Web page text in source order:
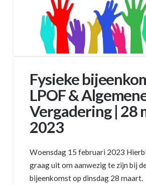
Fysieke
LPOF &
Vergadering | 28
2023
Woensdag 15 februari 2023
graag uit om aanwezig te zijn bij
bijeenkomst op dinsdag 28